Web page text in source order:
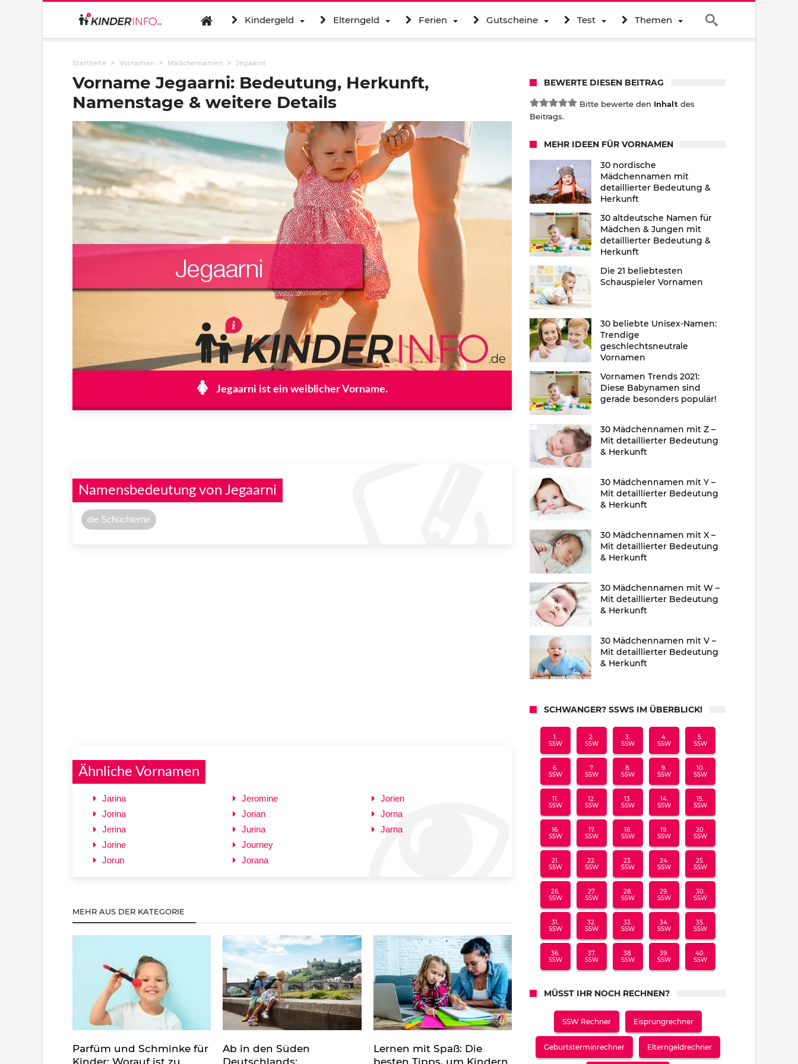
Kindergeld Elterngeld Ferien Gutscheine Test Themen
Startseite Vornamen Mädchennamen Jegaarni
Vorname Jegaarni: Bedeutung, Herkunft,
Namenstage & weitere Details
Jegaarni ist ein weiblicher Vorname.
Namensbedeutung von Jegaarni
die Schüchterne
Ähnliche Vornamen
Jarina
Jorina
Jerina
Jorine
Jorun
Jeromine
Jorian
Jurina
Journey
Jorana
Jorien
Jorna
Jarna
MEHR AUS DER KATEGORIE
Parfüm und Schminke für
Ab in den Süden
Lernen mit Spaß: Die
BEWERTE DIESEN BEITRAG
Bitte bewerte den Inhalt des
Beitrags.
MEHR IDEEN FÜR VORNAMEN
30 nordische
Mädchennamen mit
detaillierter Bedeutung &
Herkunft
30 altdeutsche Namen für
Mädchen & Jungen mit
detaillierter Bedeutung &
Herkunft
Die 21 beliebtesten
Schauspieler Vornamen
30 beliebte Unisex-Namen:
Trendige
geschlechtsneutrale
Vornamen
Vornamen Trends 2021:
Diese Babynamen sind
gerade besonders populär!
30 Mädchennamen mit Z –
Mit detaillierter Bedeutung
& Herkunft
30 Mädchennamen mit Y –
Mit detaillierter Bedeutung
& Herkunft
30 Mädchennamen mit X –
Mit detaillierter Bedeutung
& Herkunft
30 Mädchennamen mit W –
Mit detaillierter Bedeutung
& Herkunft
30 Mädchennamen mit V –
Mit detaillierter Bedeutung
& Herkunft
SCHWANGER? SSWS IM ÜBERBLICK!
1.
SSW
2.
SSW
3.
SSW
4.
SSW
5.
SSW
6.
SSW
7.
SSW
8.
SSW
9.
SSW
10.
SSW
11.
SSW
12.
SSW
13.
SSW
14.
SSW
15.
SSW
16.
SSW
17.
SSW
18.
SSW
19.
SSW
20.
SSW
21.
SSW
22.
SSW
23.
SSW
24.
SSW
25.
SSW
26.
SSW
27.
SSW
28.
SSW
29.
SSW
30.
SSW
31.
SSW
32.
SSW
33.
SSW
34.
SSW
35.
SSW
36.
SSW
37.
SSW
38.
SSW
39.
SSW
40.
SSW
MÜSST IHR NOCH RECHNEN?
SSW Rechner Eisprungrechner
Geburtsterminrechner Elterngeldrechner